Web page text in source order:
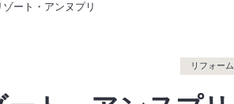
ート・アンヌプリ
リフォーム